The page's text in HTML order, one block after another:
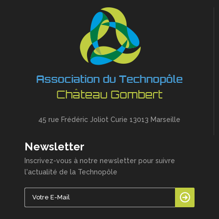
45 rue Frédéric Joliot Curie 13013 Marseille
Newsletter
Inscrivez-vous à notre newsletter pour suivre
l'actualité de la Technopôle